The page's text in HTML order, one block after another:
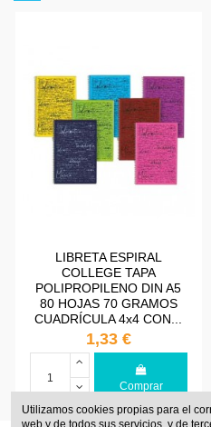
LIBRETA ESPIRAL
COLLEGE TAPA
POLIPROPILENO DIN A5
80 HOJAS 70 GRAMOS
CUADRÍCULA 4x4 CON...
1,33 €
Comprar
Utilizamos cookies propias para el